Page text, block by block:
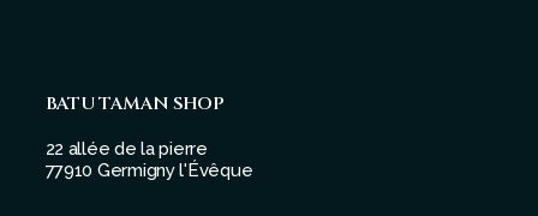
BATU TAMAN SHOP
22 allée de la pierre
77910 Germigny l'Évêque